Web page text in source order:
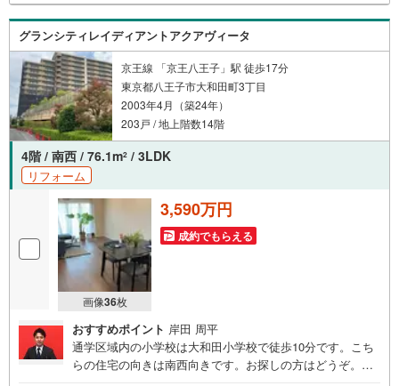
なってお客様に合った物件をご紹介させて頂きます！ /他社
様掲載物件も併せてご紹介可能ですのでお気軽にお問い合
わせ下さい♪駐車場もございますので、お車でのお越しも
大歓迎です！
グランシティレイディアントアクアヴィータ
京王線 「京王八王子」駅 徒歩17分
東京都八王子市大和田町3丁目
2003年4月（築24年）
203戸 / 地上階数14階
4階 / 南西 / 76.1m2 / 3LDK
リフォーム
画像36枚
3,590万円
成約でもらえる
おすすめポイント 岸田 周平
通学区域内の小学校は大和田小学校で徒歩10分です。こち
らの住宅の向きは南西向きです。お探しの方はどうぞ。入